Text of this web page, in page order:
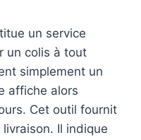
un service
un colis à tout
simplement un
affiche alors
Cet outil fournit
Il indique